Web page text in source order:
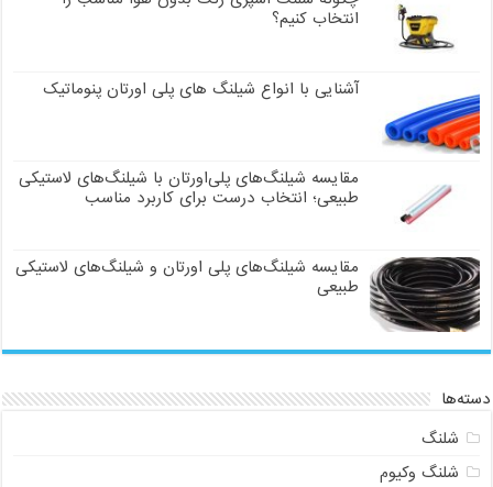
انتخاب کنیم؟
آشنایی با انواع شیلنگ های پلی اورتان پنوماتیک
مقایسه شیلنگ‌های پلی‌اورتان با شیلنگ‌های لاستیکی
طبیعی؛ انتخاب درست برای کاربرد مناسب
مقایسه شیلنگ‌های پلی اورتان و شیلنگ‌های لاستیکی
طبیعی
دسته‌ها
شلنگ
شلنگ وکیوم